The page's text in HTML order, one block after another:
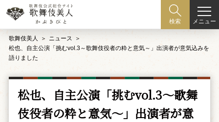
検索 メニュー
歌舞伎美人
ニュース
松也、自主公演「挑むvol.3～歌舞伎役者の粋と意気～」出演者が意気込みを
語りました
松也、自主公演「挑むvol.3～歌舞
伎役者の粋と意気～」出演者が意